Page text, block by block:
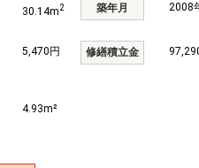
30.14m2 築年月 2008
5,470円 修繕積立金
4.93m²